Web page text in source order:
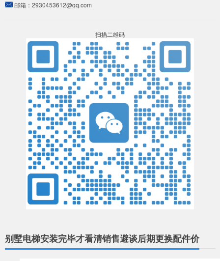
邮箱： 2930453612@qq.com
扫描二维码
别墅电梯安装完毕才看清销售避谈后期更换配件价